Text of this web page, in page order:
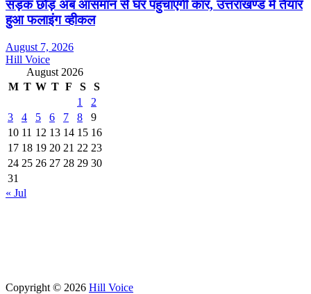
सड़क छोड़ अब आसमान से घर पहुंचाएगी कार, उत्तराखण्ड में तैयार
हुआ फलाइंग व्हीकल
August 7, 2026
Hill Voice
August 2026
M T W T F S
S
1
2
3
4 5 6 7 8
9
10 11 12 13 14 15 16
17 18 19 20 21 22 23
24 25 26 27 28 29 30
31
« Jul
Copyright © 2026 Hill Voice